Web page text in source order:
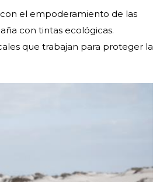
el empoderamiento de las
con tintas ecológicas.
que trabajan para proteger la